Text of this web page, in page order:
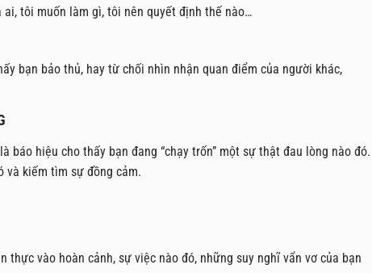
tôi muốn làm gì, tôi nên quyết định thế nào…
bạn bảo thủ, hay từ chối nhìn nhận quan điểm của người khác,
là báo hiệu cho thấy bạn đang “chạy trốn” một sự thật đau lòng nào đó.
và kiếm tìm sự đồng cảm.
thực vào hoàn cảnh, sự việc nào đó, những suy nghĩ vẩn vơ của bạn